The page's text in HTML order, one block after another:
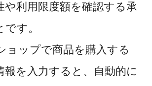
や利用限度額を確認する承
す。
ョップで商品を購入する
報を入力すると、自動的に